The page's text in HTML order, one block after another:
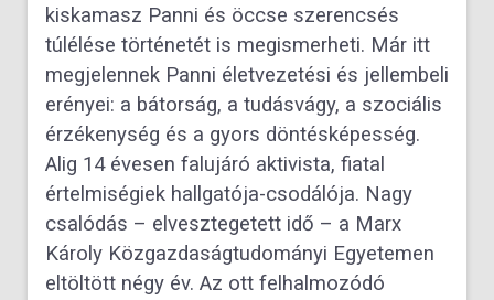
kiskamasz Panni és öccse szerencsés
túlélése történetét is megismerheti. Már itt
megjelennek Panni életvezetési és jellembeli
erényei: a bátorság, a tudásvágy, a szociális
érzékenység és a gyors döntésképesség.
Alig 14 évesen falujáró aktivista, fiatal
értelmiségiek hallgatója-csodálója. Nagy
csalódás – elvesztegetett idő – a Marx
Károly Közgazdaságtudományi Egyetemen
eltöltött négy év. Az ott felhalmozódó